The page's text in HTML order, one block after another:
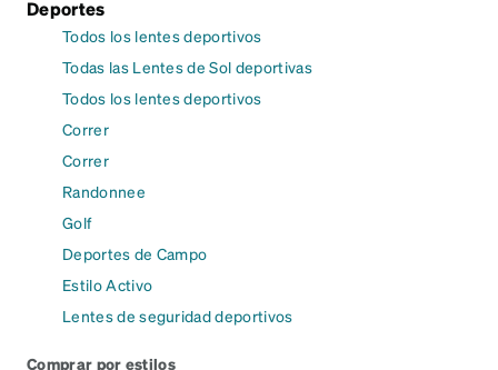
Deportes
Todos los lentes deportivos
Todas las Lentes de Sol deportivas
Todos los lentes deportivos
Correr
Correr
Randonnee
Golf
Deportes de Campo
Estilo Activo
Lentes de seguridad deportivos
Comprar por estilos